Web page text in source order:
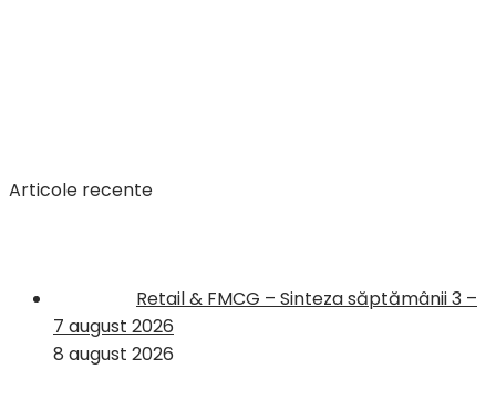
Articole recente
Retail & FMCG – Sinteza săptămânii 3 –
7 august 2026
8 august 2026